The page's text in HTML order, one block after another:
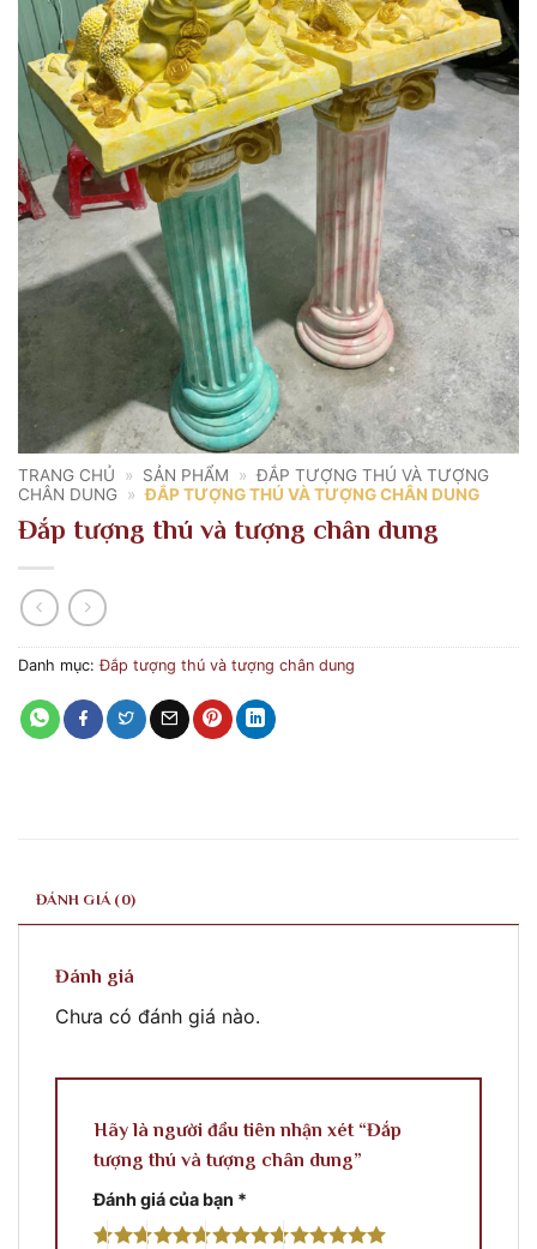
TRANG CHỦ » SẢN PHẨM » ĐẮP TƯỢNG THÚ VÀ TƯỢNG
CHÂN DUNG » ĐẮP TƯỢNG THÚ VÀ TƯỢNG CHÂN DUNG
Đắp tượng thú và tượng chân dung
Danh mục:Đắp tượng thú và tượng chân dung
ĐÁNH GIÁ (0)
Đánh giá
Chưa có đánh giá nào.
Hãy là người đầu tiên nhận xét “Đắp
tượng thú và tượng chân dung”
Đánh giá của bạn *